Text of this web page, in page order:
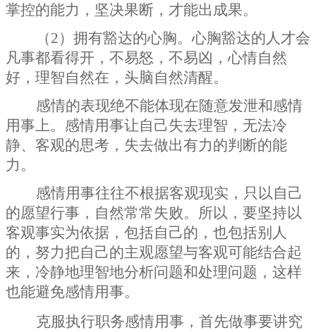
掌控的能力，坚决果断，才能出成果。
（2）拥有豁达的心胸。心胸豁达的人才会
凡事都看得开，不易怒，不易凶，心情自然
好，理智自然在，头脑自然清醒。
感情的表现绝不能体现在随意发泄和感情
用事上。感情用事让自己失去理智，无法冷
静、客观的思考，失去做出有力的判断的能
力。
感情用事往往不根据客观现实，只以自己
的愿望行事，自然常常失败。所以，要坚持以
客观事实为依据，包括自己的，也包括别人
的，努力把自己的主观愿望与客观可能结合起
来，冷静地理智地分析问题和处理问题，这样
也能避免感情用事。
克服执行职务感情用事，首先做事要讲究